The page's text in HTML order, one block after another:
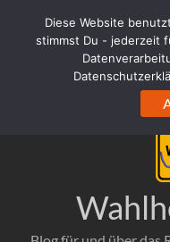
springen
Diese Website
stimmst Du - jederzeit